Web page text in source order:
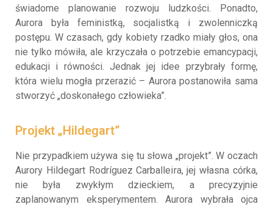
świadome planowanie rozwoju ludzkości. Ponadto,
Aurora była feministką, socjalistką i zwolenniczką
postępu. W czasach, gdy kobiety rzadko miały głos, ona
nie tylko mówiła, ale krzyczała o potrzebie emancypacji,
edukacji i równości. Jednak jej idee przybrały formę,
która wielu mogła przerazić – Aurora postanowiła sama
stworzyć „doskonałego człowieka”.
Projekt „Hildegart”
Nie przypadkiem używa się tu słowa „projekt”. W oczach
Aurory Hildegart Rodríguez Carballeira, jej własna córka,
nie była zwykłym dzieckiem, a precyzyjnie
zaplanowanym eksperymentem. Aurora wybrała ojca